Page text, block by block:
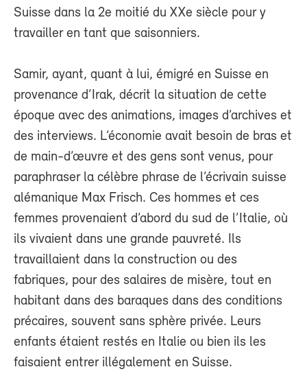
Suisse dans la 2e moitié du XXe siècle pour y
travailler en tant que saisonniers.
Samir, ayant, quant à lui, émigré en Suisse en
provenance d’Irak, décrit la situation de cette
époque avec des animations, images d’archives et
des interviews. L’économie avait besoin de bras et
de main-d’œuvre et des gens sont venus, pour
paraphraser la célèbre phrase de l’écrivain suisse
alémanique Max Frisch. Ces hommes et ces
femmes provenaient d’abord du sud de l’Italie, où
ils vivaient dans une grande pauvreté. Ils
travaillaient dans la construction ou des
fabriques, pour des salaires de misère, tout en
habitant dans des baraques dans des conditions
précaires, souvent sans sphère privée. Leurs
enfants étaient restés en Italie ou bien ils les
faisaient entrer illégalement en Suisse.